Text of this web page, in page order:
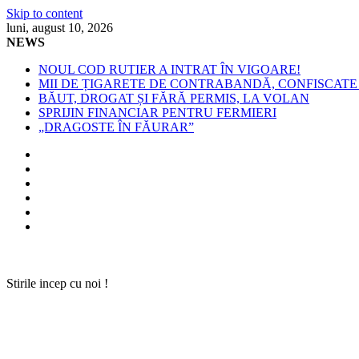
Skip to content
luni, august 10, 2026
NEWS
NOUL COD RUTIER A INTRAT ÎN VIGOARE!
MII DE ȚIGARETE DE CONTRABANDĂ,
BĂUT, DROGAT ȘI FĂRĂ PERMIS, LA VOLAN
SPRIJIN FINANCIAR PENTRU FERMIERI
„DRAGOSTE ÎN FĂURAR”
Stirile incep cu noi !